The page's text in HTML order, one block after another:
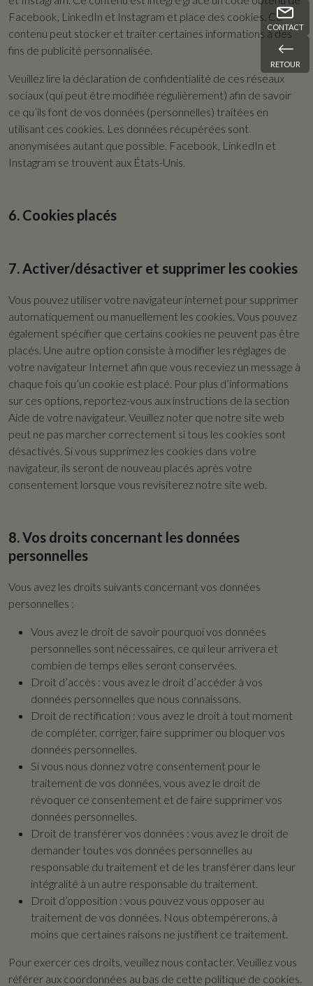
CONTACT
RETOUR
Facebook, LinkedIn et Instagram et place des cookies. Ce
contenu peut stocker et traiter certaines informations à des
fins de publicité personnalisée.
Veuillez lire la déclaration de confidentialité de ces réseaux
sociaux (qui peut être modifiée régulièrement) afin de savoir
ce qu’ils font de vos données (personnelles) traitées en
utilisant ces cookies. Les données récupérées sont
anonymisées autant que possible. Facebook, LinkedIn et
Instagram se trouvent aux États-Unis.
6. Cookies placés
7. Activer/désactiver et supprimer les cookies
Vous pouvez utiliser votre navigateur internet pour supprimer
automatiquement ou manuellement les cookies. Vous pouvez
également spécifier que certains cookies ne peuvent pas être
placés. Une autre option consiste à modifier les réglages de
votre navigateur Internet afin que vous receviez un message à
chaque fois qu’un cookie est placé. Pour plus d’informations
sur ces options, reportez-vous aux instructions de la section
Aide de votre navigateur. Veuillez noter que notre site web
peut ne pas marcher correctement si tous les cookies sont
désactivés. Si vous supprimez les cookies dans votre
navigateur, ils seront de nouveau placés après votre
consentement lorsque vous revisiterez notre site web.
8. Vos droits concernant les données
personnelles
Vous avez les droits suivants concernant vos données
personnelles :
Vous avez le droit de savoir pourquoi vos données
personnelles sont nécessaires, ce qui leur arrivera et
combien de temps elles seront conservées.
Droit d’accès : vous avez le droit d’accéder à vos
données personnelles que nous connaissons.
Droit de rectification : vous avez le droit à tout moment
de compléter, corriger, faire supprimer ou bloquer vos
données personnelles.
Si vous nous donnez votre consentement pour le
traitement de vos données, vous avez le droit de
révoquer ce consentement et de faire supprimer vos
données personnelles.
Droit de transférer vos données : vous avez le droit de
demander toutes vos données personnelles au
responsable du traitement et de les transférer dans leur
intégralité à un autre responsable du traitement.
Droit d’opposition : vous pouvez vous opposer au
traitement de vos données. Nous obtempérerons, à
moins que certaines raisons ne justifient ce traitement.
Pour exercer ces droits, veuillez nous contacter. Veuillez vous
référer aux coordonnées au bas de cette politique de cookies.